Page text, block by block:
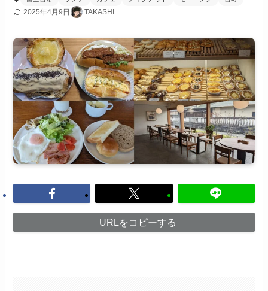
2025年4月9日 TAKASHI
URLをコピーする